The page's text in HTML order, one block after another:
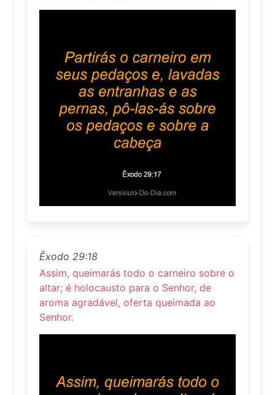
Êxodo 29:18
Assim, queimarás todo o carneiro sobre o
altar; é holocausto para o Senhor, de
aroma agradável, oferta queimada ao
Senhor.